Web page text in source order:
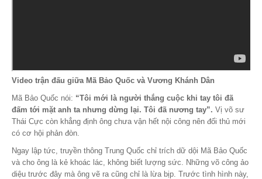
Video trận đấu giữa Mã Bảo Quốc và Vương Khánh Dân
Mã Bảo Quốc nói: “Tôi mới là người thắng cuộc khi tay tôi đã
đấm tới mặt anh ta nhưng dừng lại. Tôi đã nương tay”. Vị võ sư
Thái Cực còn khẳng định ông chưa vận hết nội công nên đối thủ mới
có cơ hội phản đòn.
Ngay lập tức, truyền thông Trung Quốc chỉ trích dữ dội Mã Bảo Quốc
và cho ông là kẻ khoác lác, không biết lượng sức. Những võ công ảo
diệu trước đây mà ông vẽ ra cũng chỉ là lừa bịp. Trước tình hình này,